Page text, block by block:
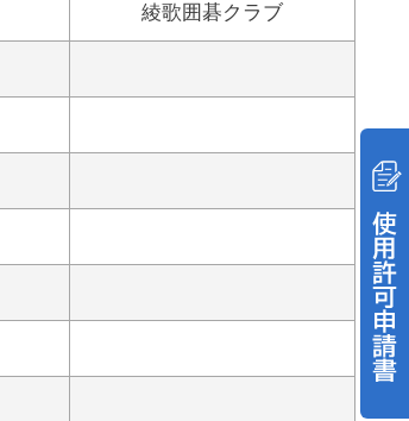
綾歌囲碁クラブ